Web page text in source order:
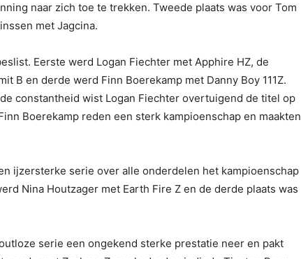
naar zich toe te trekken. Tweede plaats was voor Tom
met Jagcina.
Eerste werd Logan Fiechter met Apphire HZ, de
B en derde werd Finn Boerekamp met Danny Boy 111Z.
constantheid wist Logan Fiechter overtuigend de titel op
Boerekamp reden een sterk kampioenschap en maakten
ijzersterke serie over alle onderdelen het kampioenschap
Nina Houtzager met Earth Fire Z en de derde plaats was
serie een ongekend sterke prestatie neer en pakt